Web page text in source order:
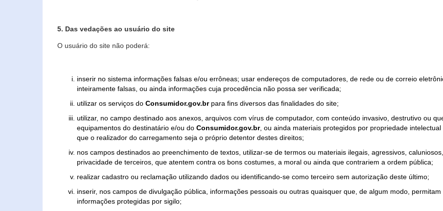
5. Das vedações ao usuário do site
O usuário do site não poderá:
inserir no sistema informações falsas e/ou errôneas; usar endereços de computadores, de rede ou de correio
inteiramente falsas, ou ainda informações cuja procedência não possa ser verificada;
utilizar os serviços do Consumidor.gov.brpara fins diversos das finalidades do site;
utilizar, no campo destinado aos anexos, arquivos com vírus de computador, com conteúdo invasivo, destrutivo ou
equipamentos do destinatário e/ou do Consumidor.gov.br, ou ainda materiais protegidos por propriedade
que o realizador do carregamento seja o próprio detentor destes direitos;
nos campos destinados ao preenchimento de textos, utilizar-se de termos ou materiais ilegais, agressivos,
privacidade de terceiros, que atentem contra os bons costumes, a moral ou ainda que contrariem a ordem pública;
realizar cadastro ou reclamação utilizando dados ou identificando-se como terceiro sem autorização deste último;
inserir, nos campos de divulgação pública, informações pessoais ou outras quaisquer que, de algum modo,
informações protegidas por sigilo;